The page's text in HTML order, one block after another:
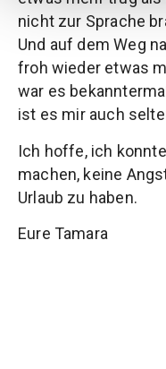
nicht zur Sprache
Und auf dem Weg
froh wieder etwas
war es
ist es mir auch
Ich hoffe, ich
machen, keine
Urlaub zu haben.
Eure Tamara